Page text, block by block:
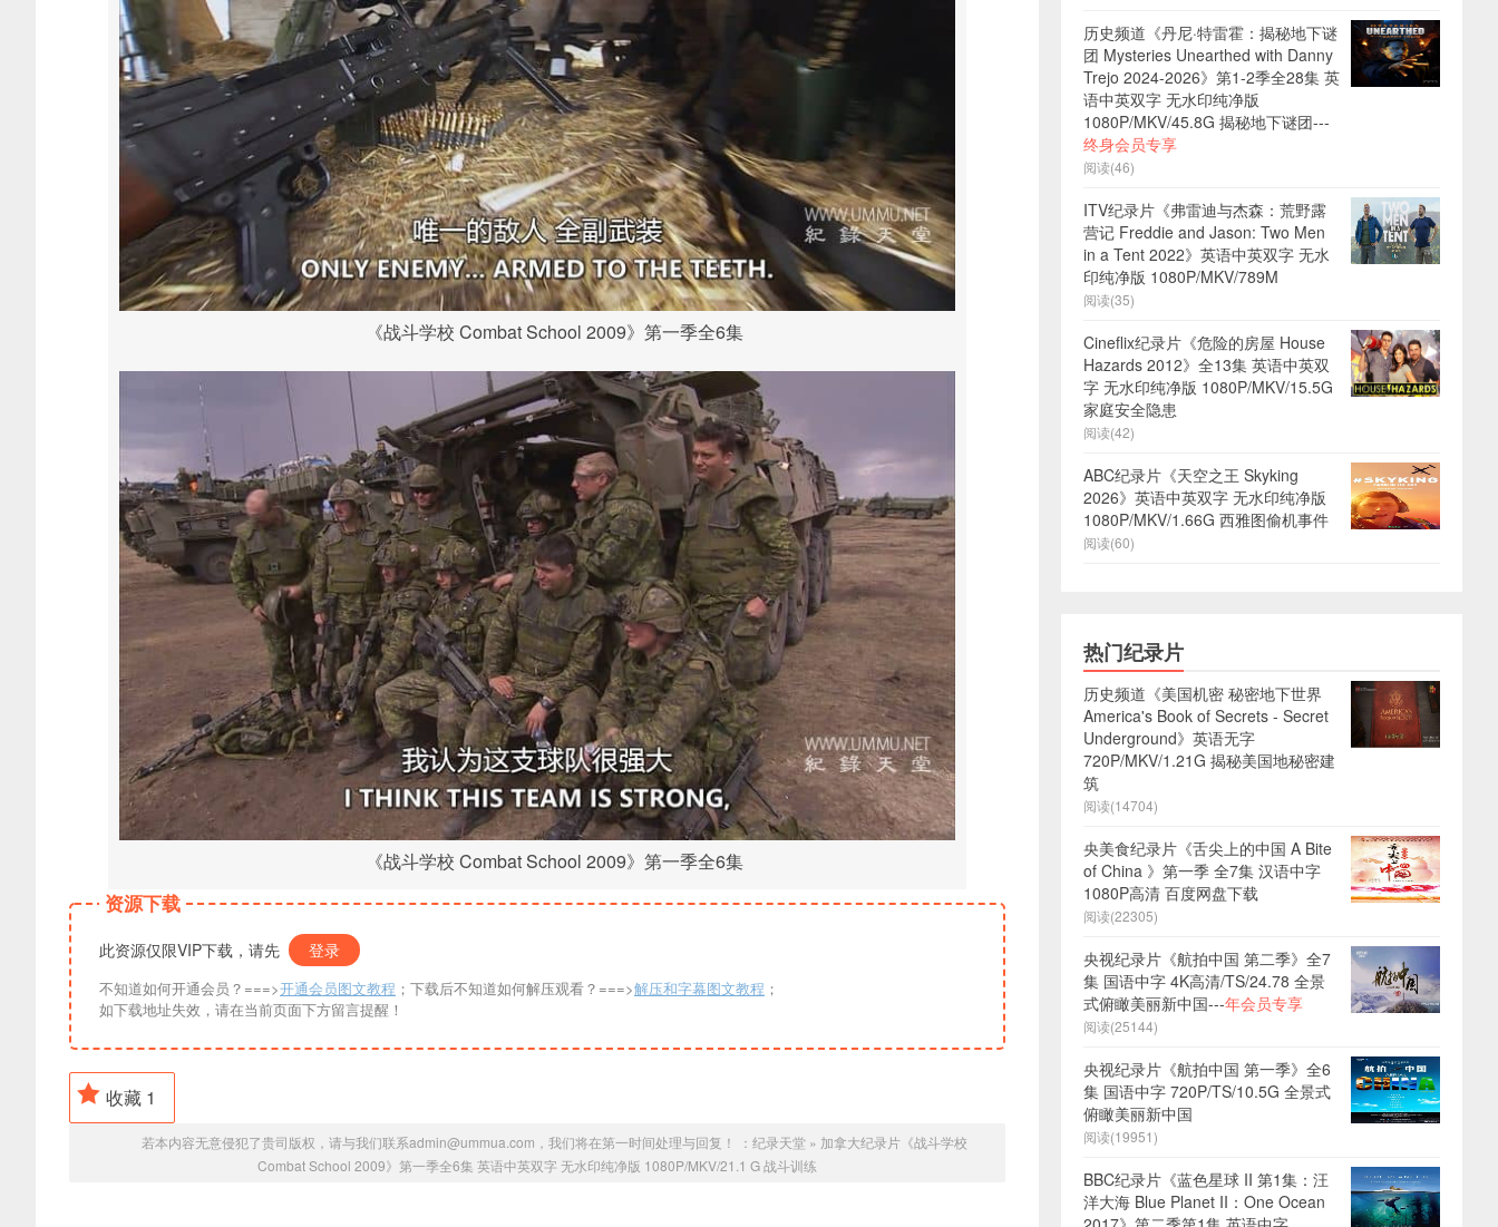
《战斗学校 Combat School 2009》第一季全6集
《战斗学校 Combat School 2009》第一季全6集
资源下载
此资源仅限VIP下载，请先 登录
不知道如何开通会员？===>开通会员图文教程 ；下载后不知道如何解压观看？===>解压和字幕图文教程 ；
如下载地址失效，请在当前页面下方留言提醒！
收藏 1
若本内容无意侵犯了贵司版权，请与我们联系admin@ummua.com，我们将在第一时间处理与回复！ ： 纪录天堂» 加拿大纪录片《战斗学校
Combat School 2009》第一季全6集 英语中英双字 无水印纯净版 1080P/MKV/21.1 G 战斗训练
历史频道《丹尼·特雷霍：揭秘地下谜
团 Mysteries Unearthed with Danny
Trejo 2024-2026》第1-2季全28集 英
语中英双字 无水印纯净版
1080P/MKV/45.8G 揭秘地下谜团---
终身会员专享
阅读(46)
ITV纪录片《弗雷迪与杰森：荒野露
营记 Freddie and Jason: Two Men
in a Tent 2022》英语中英双字 无水
印纯净版 1080P/MKV/789M
阅读(35)
Cineflix纪录片《危险的房屋 House
Hazards 2012》全13集 英语中英双
字 无水印纯净版 1080P/MKV/15.5G
家庭安全隐患
阅读(42)
ABC纪录片《天空之王 Skyking
2026》英语中英双字 无水印纯净版
1080P/MKV/1.66G 西雅图偷机事件
阅读(60)
热门纪录片
历史频道《美国机密 秘密地下世界
America's Book of Secrets - Secret
Underground》英语无字
720P/MKV/1.21G 揭秘美国地秘密建
筑
阅读(14704)
央美食纪录片《舌尖上的中国 A Bite
of China 》第一季 全7集 汉语中字
1080P高清 百度网盘下载
阅读(22305)
央视纪录片《航拍中国 第二季》全7
集 国语中字 4K高清/TS/24.78 全景
式俯瞰美丽新中国---年会员专享
阅读(25144)
央视纪录片《航拍中国 第一季》全6
集 国语中字 720P/TS/10.5G 全景式
俯瞰美丽新中国
阅读(19951)
BBC纪录片《蓝色星球 II 第1集：汪
洋大海 Blue Planet II：One Ocean